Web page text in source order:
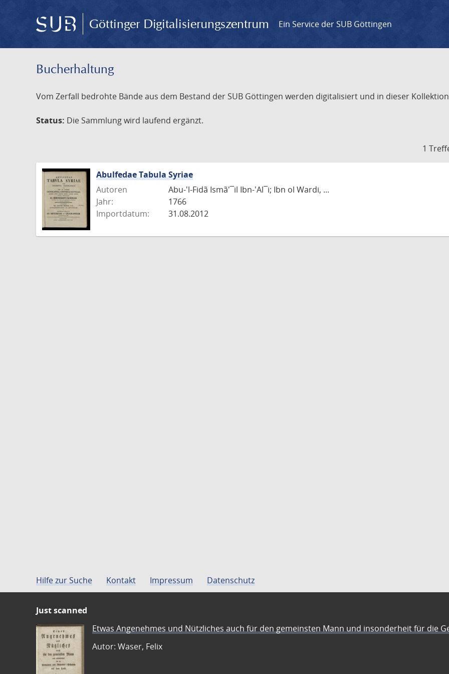
Göttinger Digitalisierungszentrum Ein Service der SUB Göttingen
Bucherhaltung
Vom Zerfall bedrohte Bände aus dem Bestand der SUB Göttingen werden digitalisiert und in dieser
Status: Die Sammlung wird laufend ergänzt.
1
Abulfedae Tabula Syriae
Autoren
Abu-'l-Fidã Ismã'¯il Ibn-'Al¯i; Ibn ol Wardi, ...
Jahr:
1766
Importdatum:
31.08.2012
Hilfe zur Suche Kontakt Impressum Datenschutz
Just scanned
Etwas Angenehmes und Nützliches auch für den gemeinsten Mann und insonderheit für die
Autor: Waser, Felix